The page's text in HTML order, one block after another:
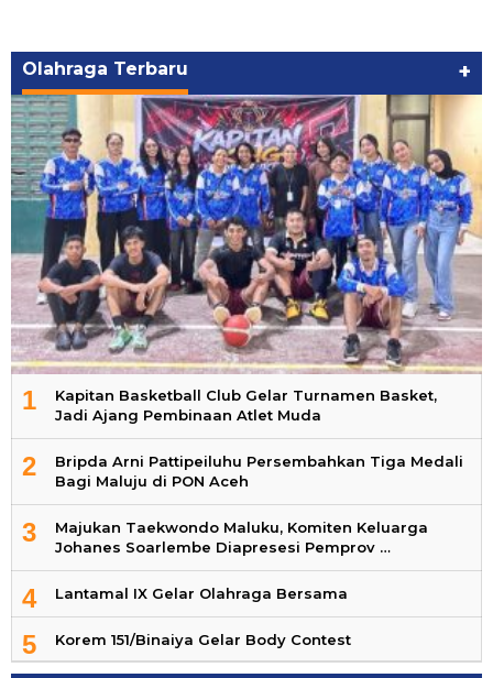
Olahraga Terbaru +
1
Kapitan Basketball Club Gelar Turnamen Basket,
Jadi Ajang Pembinaan Atlet Muda
2
Bripda Arni Pattipeiluhu Persembahkan Tiga Medali
Bagi Maluju di PON Aceh
3
Majukan Taekwondo Maluku, Komiten Keluarga
Johanes Soarlembe Diapresesi Pemprov …
4 Lantamal IX Gelar Olahraga Bersama
5 Korem 151/Binaiya Gelar Body Contest